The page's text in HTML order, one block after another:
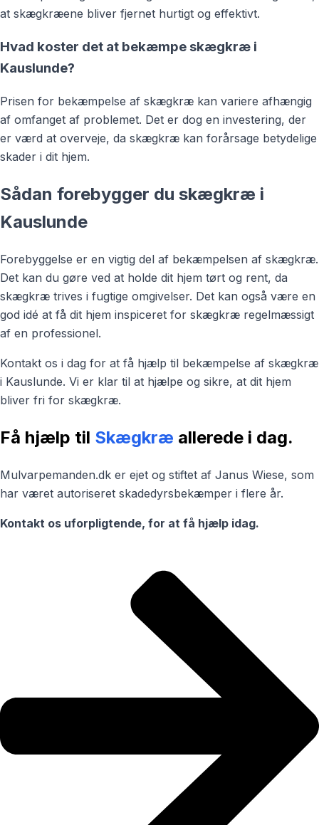
at skægkræene bliver fjernet hurtigt og effektivt.
Hvad koster det at bekæmpe skægkræ i
Kauslunde?
Prisen for bekæmpelse af skægkræ kan variere afhængig
af omfanget af problemet. Det er dog en investering, der
er værd at overveje, da skægkræ kan forårsage betydelige
skader i dit hjem.
Sådan forebygger du skægkræ i
Kauslunde
Forebyggelse er en vigtig del af bekæmpelsen af skægkræ.
Det kan du gøre ved at holde dit hjem tørt og rent, da
skægkræ trives i fugtige omgivelser. Det kan også være en
god idé at få dit hjem inspiceret for skægkræ regelmæssigt
af en professionel.
Kontakt os i dag for at få hjælp til bekæmpelse af skægkræ
i Kauslunde. Vi er klar til at hjælpe og sikre, at dit hjem
bliver fri for skægkræ.
Få hjælp til Skægkræ allerede i dag.
Mulvarpemanden.dk er ejet og stiftet af Janus Wiese, som
har været autoriseret skadedyrsbekæmper i flere år.
Kontakt os uforpligtende, for at få hjælp idag.